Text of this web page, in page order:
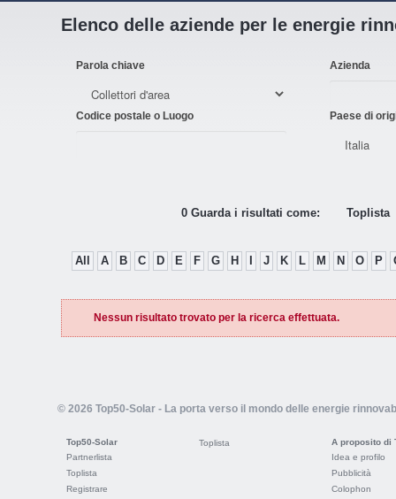
Elenco delle aziende per le energie
Parola chiave Azienda
Codice postale o Luogo Paese di
0 Guarda i risultati come: Toplista
All A B C D E F G H J K L M N O P
Nessun risultato trovato per la ricerca effettuata.
© 2026 Top50-Solar - La porta verso il mondo delle energie
Top50-Solar
Partnerlista
Toplista
Registrare
Toplista
A proposito di
Idea e profilo
Pubblicità
Colophon